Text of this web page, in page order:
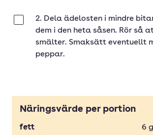
2. Dela ädelosten i mindre
dem i den heta såsen. Rör så
smälter. Smaksätt eventuellt
peppar.
Näringsvärde per portion
fett 6 g